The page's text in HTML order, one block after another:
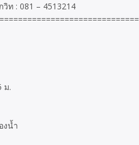
ท : 081 – 4513214
ม.
งน้ำ